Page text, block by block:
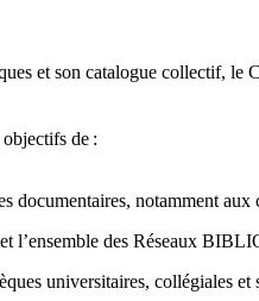
et son catalogue collectif,
de :
documentaires, notamment
l’ensemble des Réseaux
universitaires, collégiales